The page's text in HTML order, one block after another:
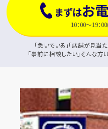
まずはお
10：00～19：
「急いでいる」「店舗が見当
「事前に相談したい」そんな方は